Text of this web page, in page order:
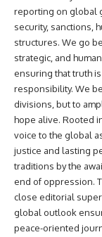
reporting on global
security, sanctions,
structures. We go
strategic, and
ensuring that truth
responsibility. We
divisions, but to
hope alive. Rooted
voice to the global
justice and lasting
traditions by the
end of oppression.
close editorial
global outlook
peace-oriented